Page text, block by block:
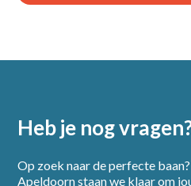
Heb je nog
Op zoek naar de perfecte
Apeldoorn staan we klaar om